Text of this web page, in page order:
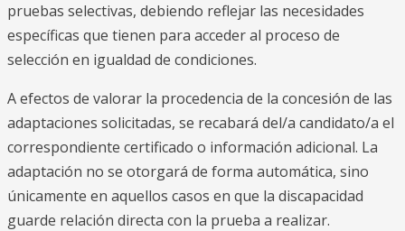
pruebas selectivas, debiendo reflejar las necesidades
específicas que tienen para acceder al proceso de
selección en igualdad de condiciones.
A efectos de valorar la procedencia de la concesión de las
adaptaciones solicitadas, se recabará del/a candidato/a el
correspondiente certificado o información adicional. La
adaptación no se otorgará de forma automática, sino
únicamente en aquellos casos en que la discapacidad
guarde relación directa con la prueba a realizar.